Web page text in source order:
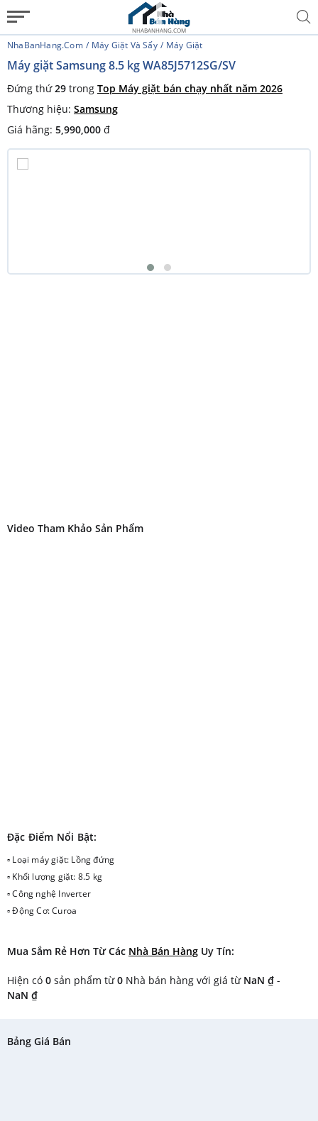
NHABANHANG.COM
NhaBanHang.com Máy Giặt Và Sấy Máy Giặt
Máy giặt Samsung 8.5 kg WA85J5712SG/SV
Đứng thứ29 trong Top Máy giặt bán chạy nhất năm 2026
Thương hiệu: Samsung
Giá hãng: 5,990,000 đ
Video Tham Khảo Sản Phẩm
Đặc Điểm Nổi Bật:
▫ Loại máy giặt: Lồng đứng
▫ Khối lượng giặt: 8.5 kg
▫ Công nghệ Inverter
▫ Động Cơ: Curoa
Mua Sắm Rẻ Hơn Từ Các Nhà Bán Hàng Uy Tín:
Hiện có 0 sản phẩm từ0 Nhà bán hàng với giá từ NaN ₫ -
NaN ₫
Bảng Giá Bán